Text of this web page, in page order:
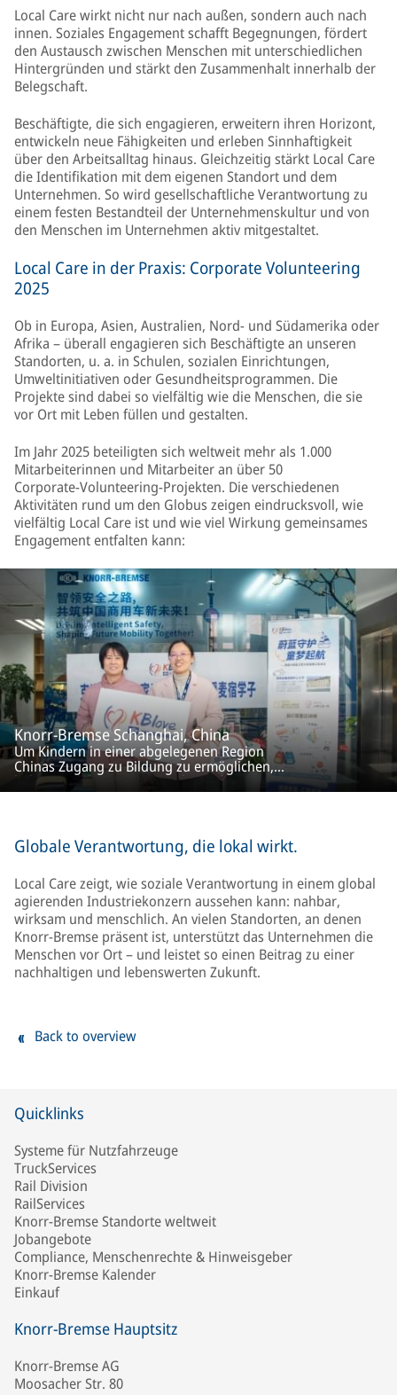
Local Care wirkt nicht nur nach außen, sondern auch nach
innen. Soziales Engagement schafft Begegnungen, fördert
den Austausch zwischen Menschen mit unterschiedlichen
Hintergründen und stärkt den Zusammenhalt innerhalb der
Belegschaft.
Beschäftigte, die sich engagieren, erweitern ihren Horizont,
entwickeln neue Fähigkeiten und erleben Sinnhaftigkeit
über den Arbeitsalltag hinaus. Gleichzeitig stärkt Local Care
die Identifikation mit dem eigenen Standort und dem
Unternehmen. So wird gesellschaftliche Verantwortung zu
einem festen Bestandteil der Unternehmenskultur und von
den Menschen im Unternehmen aktiv mitgestaltet.
Local Care in der Praxis: Corporate Volunteering
2025
Ob in Europa, Asien, Australien, Nord- und Südamerika oder
Afrika – überall engagieren sich Beschäftigte an unseren
Standorten, u. a. in Schulen, sozialen Einrichtungen,
Umweltinitiativen oder Gesundheitsprogrammen. Die
Projekte sind dabei so vielfältig wie die Menschen, die sie
vor Ort mit Leben füllen und gestalten.
Im Jahr 2025 beteiligten sich weltweit mehr als 1.000
Mitarbeiterinnen und Mitarbeiter an über 50
Corporate‑Volunteering‑Projekten. Die verschiedenen
Aktivitäten rund um den Globus zeigen eindrucksvoll, wie
vielfältig Local Care ist und wie viel Wirkung gemeinsames
Engagement entfalten kann:
Knorr-Bremse Schanghai, China
Um Kindern in einer abgelegenen Region
Chinas Zugang zu Bildung zu ermöglichen,
haben Mitarbeiterinnen und Mitarbeiter in
Schanghai für sie Schulmaterialien gesammelt.
Verantwortung und Zusammenhalt.
Globale Verantwortung, die lokal wirkt.
Local Care zeigt, wie soziale Verantwortung in einem global
agierenden Industriekonzern aussehen kann: nahbar,
wirksam und menschlich. An vielen Standorten, an denen
Knorr‑Bremse präsent ist, unterstützt das Unternehmen die
Menschen vor Ort – und leistet so einen Beitrag zu einer
nachhaltigen und lebenswerten Zukunft.
Back to overview
Quicklinks
Systeme für Nutzfahrzeuge
TruckServices
Rail Division
RailServices
Knorr-Bremse Standorte weltweit
Jobangebote
Compliance, Menschenrechte & Hinweisgeber
Knorr-Bremse Kalender
Einkauf
Knorr-Bremse Hauptsitz
Knorr-Bremse AG
Moosacher Str. 80